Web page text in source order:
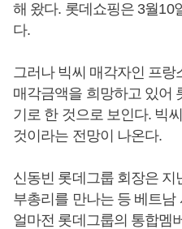
해 왔다. 롯데쇼핑은 3월10
다.
그러나 빅씨 매각자인 프
매각금액을 희망하고 있어
기로 한 것으로 보인다. 빅
것이라는 전망이 나온다.
신동빈 롯데그룹 회장은
부총리를 만나는 등 베트남
얼마전 롯데그룹의 통합멤